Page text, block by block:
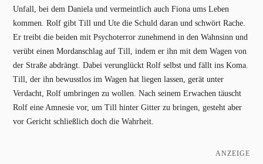
Unfall, bei dem Daniela und vermeintlich auch Fiona ums Leben
kommen. Rolf gibt Till und Ute die Schuld daran und schwört Rache.
Er treibt die beiden mit Psychoterror zunehmend in den Wahnsinn und
verübt einen Mordanschlag auf Till, indem er ihn mit dem Wagen von
der Straße abdrängt. Dabei verunglückt Rolf selbst und fällt ins Koma.
Till, der ihn bewusstlos im Wagen hat liegen lassen, gerät unter
Verdacht, Rolf umbringen zu wollen. Nach seinem Erwachen täuscht
Rolf eine Amnesie vor, um Till hinter Gitter zu bringen, gesteht aber
vor Gericht schließlich doch die Wahrheit.
ANZEIGE